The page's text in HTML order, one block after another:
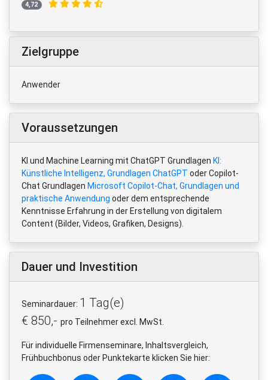
4,72
Zielgruppe
Anwender
Voraussetzungen
KI und Machine Learning mit ChatGPT Grundlagen KI:
Künstliche Intelligenz, Grundlagen ChatGPT oder Copilot-
Chat Grundlagen Microsoft Copilot-Chat, Grundlagen und
praktische Anwendung oder dem entsprechende
Kenntnisse Erfahrung in der Erstellung von digitalem
Content (Bilder, Videos, Grafiken, Designs).
Dauer und Investition
Seminardauer: 1 Tag(e)
€ 850,- pro Teilnehmer excl. MwSt.
Für individuelle Firmenseminare, Inhaltsvergleich,
Frühbuchbonus oder Punktekarte klicken Sie hier: